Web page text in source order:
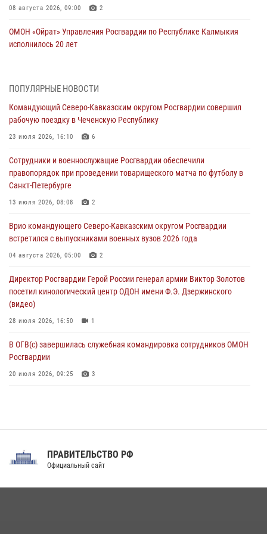
08 августа 2026, 09:00 2
ОМОН «Ойрат» Управления Росгвардии по Республике Калмыкия
исполнилось 20 лет
В Кабардино-Балкарии сотрудники Росгвардии провели турнир по
08 августа 2026, 07:00
Военнослужащие Софринской бригады Росгвардии встретились с
дорогой к Победе в СВО» (видео)
08 августа 2026, 07:00 2
Росгвардейцы обеспечили безопасность «Поезда Победы» в
08 августа 2026, 07:00
В Москве росгвардейцы оказали помощь медикам и девушке с
08 августа 2026, 06:32 1
ПОПУЛЯРНЫЕ НОВОСТИ
Командующий Северо-Кавказским округом Росгвардии совершил
рабочую поездку в Чеченскую Республику
23 июля 2026, 16:10 6
Сотрудники и военнослужащие Росгвардии обеспечили
правопорядок при проведении товарищеского матча по футболу в
Санкт-Петербурге
13 июля 2026, 08:08 2
Врио командующего Северо-Кавказским округом Росгвардии
встретился с выпускниками военных вузов 2026 года
04 августа 2026, 05:00 2
Директор Росгвардии Герой России генерал армии Виктор Золотов
посетил кинологический центр ОДОН имени Ф.Э. Дзержинского
(видео)
28 июля 2026, 16:50 1
В ОГВ(с) завершилась служебная командировка сотрудников ОМОН
Росгвардии
20 июля 2026, 09:25 3
Праздник «Один день с Росгвардией» к 105-летию Центрального
ПРАВИТЕЛЬСТВО РФ
Официальный сайт